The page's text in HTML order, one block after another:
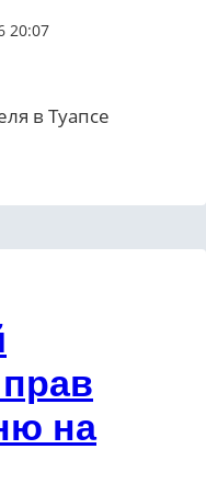
20:07
в Туапсе
на